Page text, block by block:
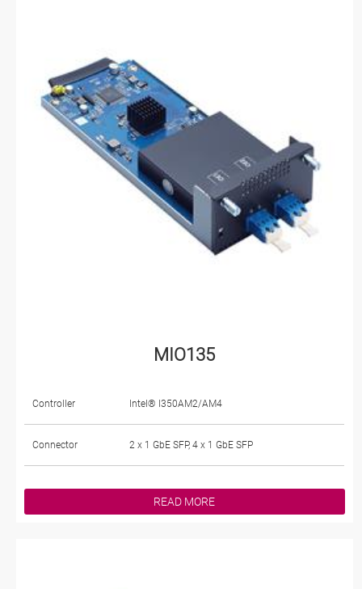
MIO135
Controller Intel® I350AM2/AM4
Connector 2 x 1 GbE SFP, 4 x 1 GbE SFP
READ MORE